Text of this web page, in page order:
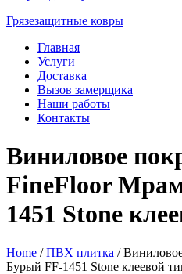
Грязезащитные ковры
Главная
Услуги
Доставка
Вызов замерщика
Наши работы
Контакты
Виниловое
FineFloor
1451 Stone
Home /ПВХ плитка /
Бурый FF-1451 Stone клеевой